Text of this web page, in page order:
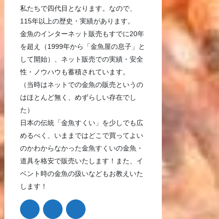
私たちで四代目となります。なので、
115年以上の歴史・実績があります。
金魚のインターネット販売もすでに20年
を超え（1999年から「金魚屋の息子」と
して開始）、ネット販売での実績・安全
性・ノウハウも蓄積されています。
（当時はネットでの金魚の販売というの
はほとんど無く、めずらしい存在でし
た）
日本の伝統「金魚すくい」を少しでも広
めるべく、いままではどこで買ってよい
のかわからなかった金魚すくいの金魚・
道具を格安で販売いたします！また、イ
ベント時の金魚の扱いなどもお教えいた
します！